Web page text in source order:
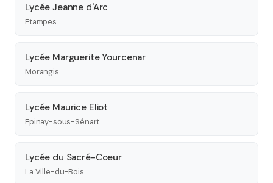
Lycée Jeanne d'Arc
Etampes
Lycée Marguerite Yourcenar
Morangis
Lycée Maurice Eliot
Epinay-sous-Sénart
Lycée du Sacré-Coeur
La Ville-du-Bois